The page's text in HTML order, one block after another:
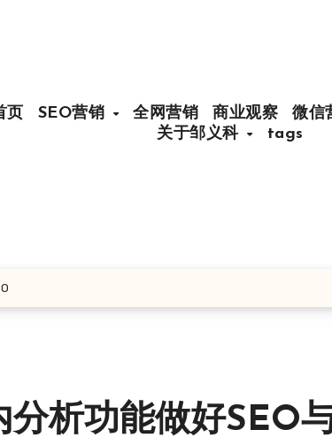
页 SEO营销 全网营销 商业观察 微信
关于邹义科
tags
析功能做好SEO